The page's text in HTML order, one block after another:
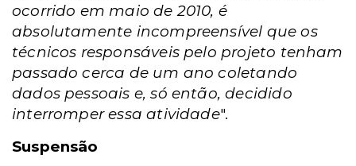
ocorrido em maio de 2010, é
absolutamente incompreensível que os
técnicos responsáveis pelo projeto tenham
passado cerca de um ano coletando
dados pessoais e, só então, decidido
interromper essa atividade".
Suspensão